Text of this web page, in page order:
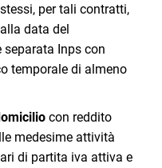
per tali contratti,
data del
Inps con
temporale di almeno
con reddito
medesime attività
di partita iva attiva e